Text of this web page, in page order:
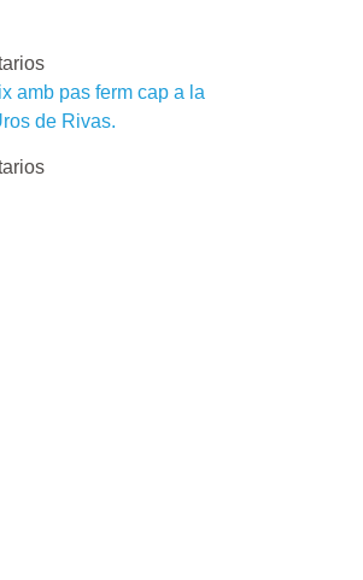
amb pas ferm cap a la
de Rivas.